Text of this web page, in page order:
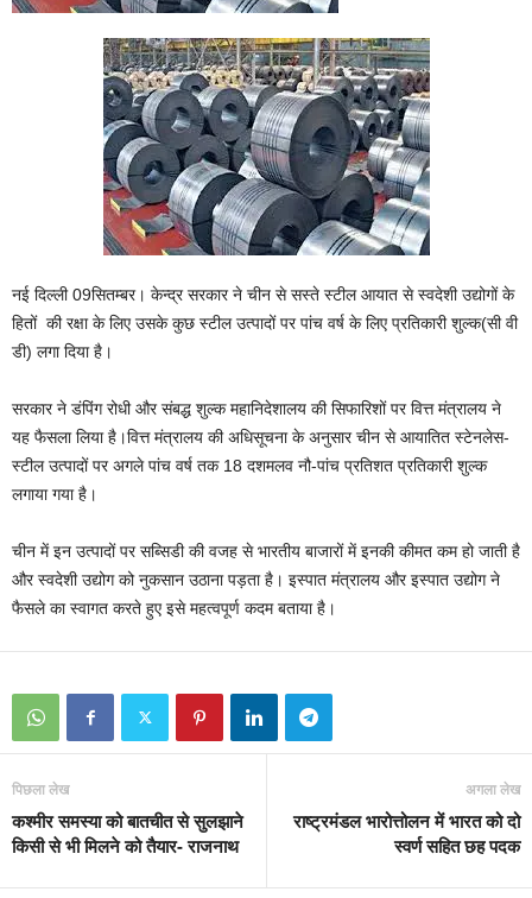
नई दिल्ली 09सितम्बर। केन्द्र सरकार ने चीन से सस्ते स्टील आयात से स्वदेशी उद्योगों के
हितों की रक्षा के लिए उसके कुछ स्टील उत्पादों पर पांच वर्ष के लिए प्रतिकारी शुल्क(सी वी
डी) लगा दिया है।
सरकार ने डंपिंग रोधी और संबद्ध शुल्क महानिदेशालय की सिफारिशों पर वित्त मंत्रालय ने
यह फैसला लिया है।वित्त मंत्रालय की अधिसूचना के अनुसार चीन से आयातित स्टेनलेस-
स्टील उत्पादों पर अगले पांच वर्ष तक 18 दशमलव नौ-पांच प्रतिशत प्रतिकारी शुल्क
लगाया गया है।
चीन में इन उत्पादों पर सब्सिडी की वजह से भारतीय बाजारों में इनकी कीमत कम हो जाती है
और स्वदेशी उद्योग को नुकसान उठाना पड़ता है। इस्पात मंत्रालय और इस्पात उद्योग ने
फैसले का स्वागत करते हुए इसे महत्वपूर्ण कदम बताया है।
पिछला लेख
कश्मीर समस्या को बातचीत से सुलझाने
किसी से भी मिलने को तैयार- राजनाथ
अगला लेख
राष्ट्रमंडल भारोत्तोलन में भारत को दो
स्वर्ण सहित छह पदक